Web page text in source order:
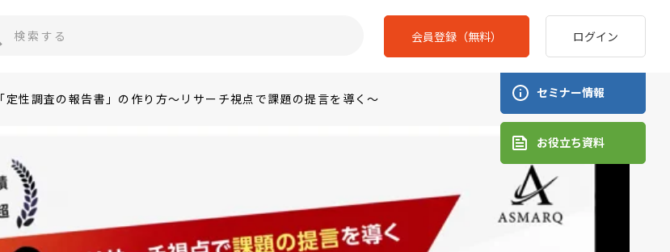
会員登録（無料） ログイン
「定性調査の報告書」の作り方～リサーチ視点で課題の提言を導く～ セミナー情報
お役立ち資料